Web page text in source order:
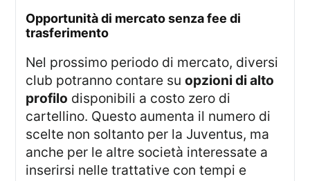
opportunità di mercato senza fee di
trasferimento
Nel prossimo periodo di mercato, diversi
club potranno contare suopzioni di alto
profilo disponibili a costo zero di
cartellino. Questo aumenta il numero di
scelte non soltanto per la Juventus, ma
anche per le altre società interessate a
inserirsi nelle trattative con tempi e